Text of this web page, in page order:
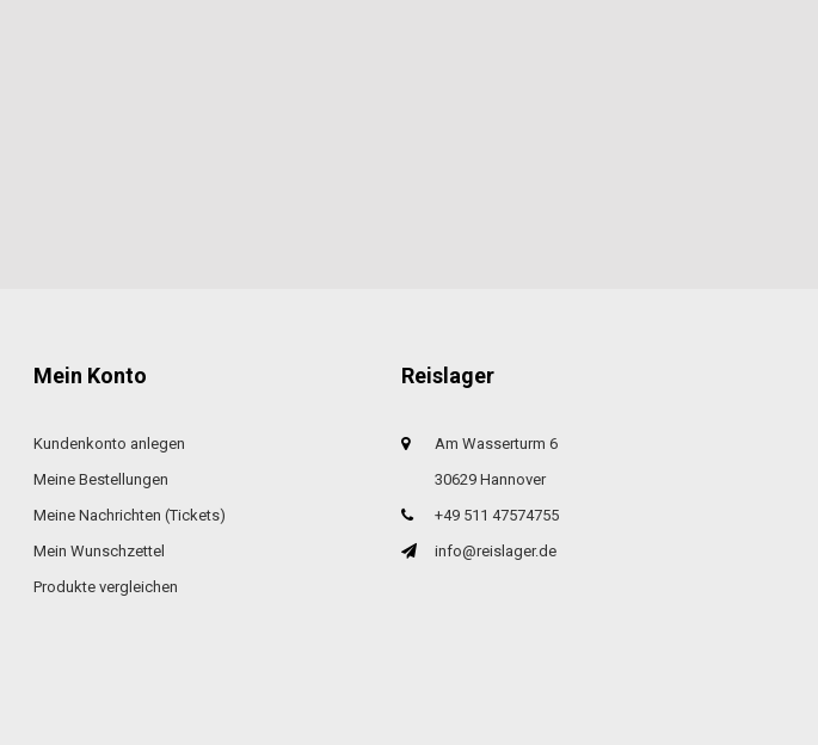
Mein Konto
Kundenkonto anlegen
Meine Bestellungen
Meine Nachrichten (Tickets)
Mein Wunschzettel
Produkte vergleichen
Reislager
Am Wasserturm 6
30629 Hannover
+49 511 47574755
info@reislager.de